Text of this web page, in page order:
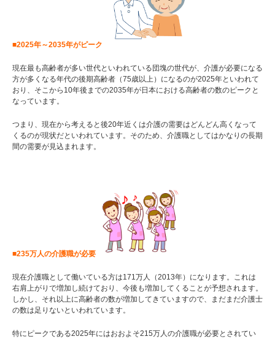
■2025年～2035年がピーク
現在最も高齢者が多い世代といわれている団塊の世代が、介護が必要になる
方が多くなる年代の後期高齢者（75歳以上）になるのが2025年といわれて
おり、そこから10年後までの2035年が日本における高齢者の数のピークと
なっています。
つまり、現在から考えると後20年近くは介護の需要はどんどん高くなって
くるのが現状だといわれています。そのため、介護職としてはかなりの長期
間の需要が見込まれます。
■235万人の介護職が必要
現在介護職として働いている方は171万人（2013年）になります。これは
右肩上がりで増加し続けており、今後も増加してくることが予想されます。
しかし、それ以上に高齢者の数が増加してきていますので、まだまだ介護士
の数は足りないといわれています。
特にピークである2025年にはおおよそ215万人の介護職が必要とされてい